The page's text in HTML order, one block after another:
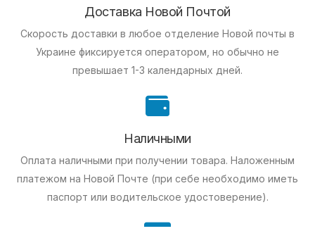
Доставка Новой Почтой
Скорость доставки в любое отделение Новой почты в
Украине фиксируется оператором, но обычно не
превышает 1-3 календарных дней.
Наличными
Оплата наличными при получении товара. Наложенным
платежом на Новой Почте (при себе необходимо иметь
паспорт или водительское удостоверение).